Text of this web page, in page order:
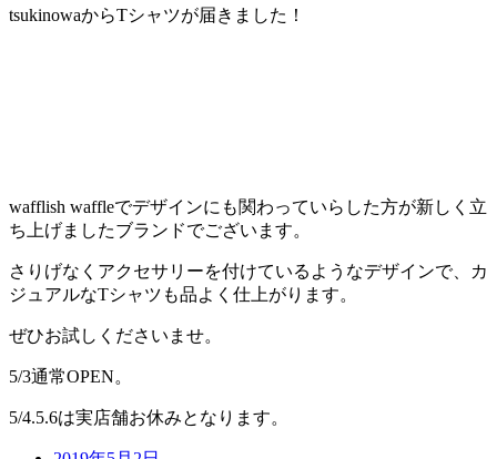
tsukinowaからTシャツが届きました！
wafflish waffleでデザインにも関わっていらした方が新しく立
ち上げましたブランドでございます。
さりげなくアクセサリーを付けているようなデザインで、カ
ジュアルなTシャツも品よく仕上がります。
ぜひお試しくださいませ。
5/3通常OPEN。
5/4.5.6は実店舗お休みとなります。